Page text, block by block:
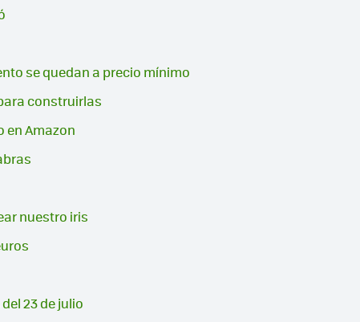
se quedan a precio mínimo
construirlas
en Amazon
nuestro iris
23 de julio